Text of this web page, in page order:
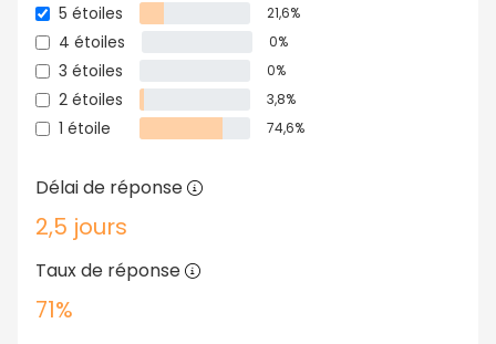
5 étoiles 21,6%
4 étoiles 0%
3 étoiles 0%
2 étoiles 3,8%
1 étoile 74,6%
Délai de réponse
2,5 jours
Taux de réponse
71%